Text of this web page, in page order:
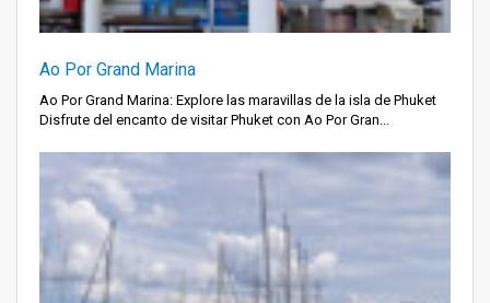
Ao Por Grand Marina
Ao Por Grand Marina: Explore las maravillas de la isla de Phuket
Disfrute del encanto de visitar Phuket con Ao Por Gran...